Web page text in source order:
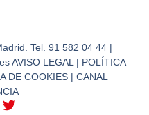
Tel. 91 582 04 44 |
AVISO LEGAL | POLÍTICA
DE COOKIES | CANAL